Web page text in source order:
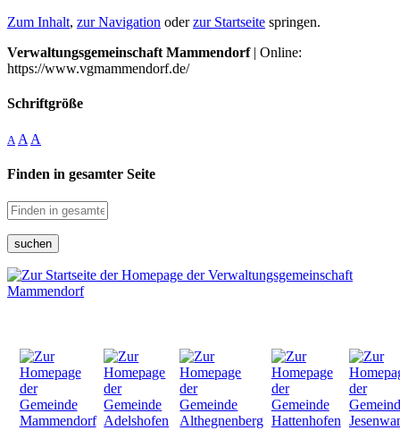
Zum Inhalt, zur Navigation oderzur Startseite springen.
Verwaltungsgemeinschaft Mammendorf| Online:
https://www.vgmammendorf.de/
Schriftgröße
A A A
Finden in gesamter Seite
suchen